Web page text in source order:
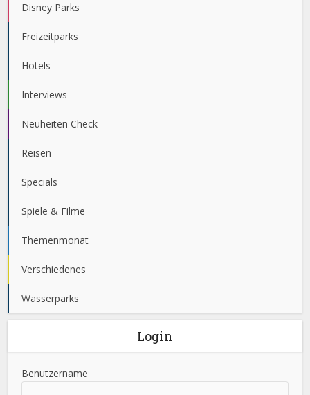
Disney Parks
Freizeitparks
Hotels
Interviews
Neuheiten Check
Reisen
Specials
Spiele & Filme
Themenmonat
Verschiedenes
Wasserparks
Login
Benutzername